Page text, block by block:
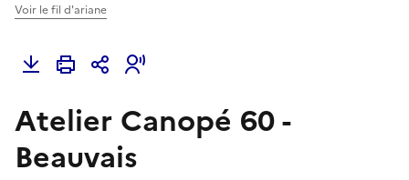
Voir le fil d'ariane
Atelier Canopé 60 -
Beauvais